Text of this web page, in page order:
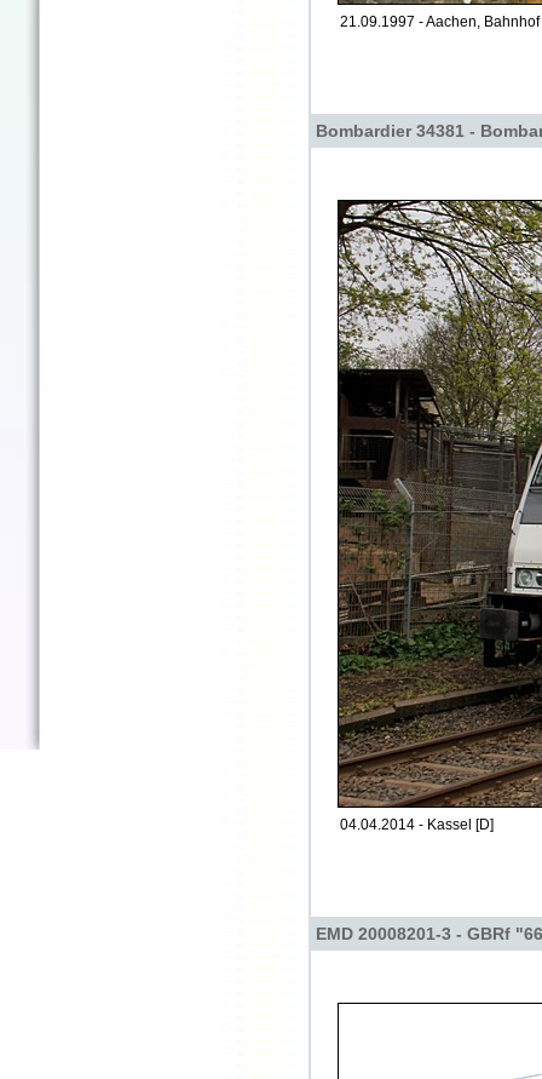
21.09.1997 - Aachen, Bahnhof
Bombardier 34381 -
04.04.2014 - Kassel [D]
EMD 20008201-3 - GBRf